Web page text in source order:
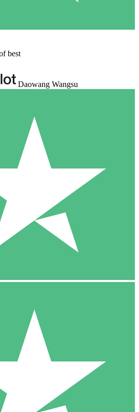
best
Daowang Wangsu